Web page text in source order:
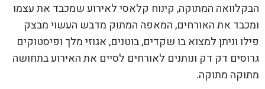
הבקלוואה המתוקה, קינוח קלאסי לאירוע שמכבד את עצמו
ומכבד את האורחים, המאפה המתוק מדבש העשוי מבצק
פילו וניתן למצוא בו שקדים, בוטנים, אגוזי מלך ופיסטוקים
גרוסים דק דק ונותנים לאורחים לסיים את האירוע בתחושה
מתוקה מתוקה.